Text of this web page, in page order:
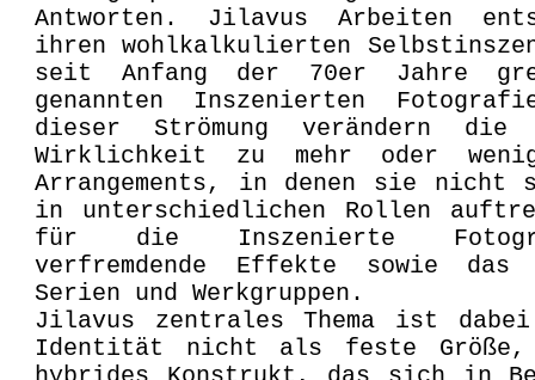
Antworten. Jilavus Arbeiten
ihren wohlkalkulierten
seit Anfang der 70er Jahre
genannten Inszenierten
dieser Strömung verändern die
Wirklichkeit zu mehr oder
Arrangements, in denen sie nicht
in unterschiedlichen Rollen
für die Inszenierte
verfremdende Effekte sowie
Serien und Werkgruppen.
Jilavus zentrales Thema ist
Identität nicht als feste Größe,